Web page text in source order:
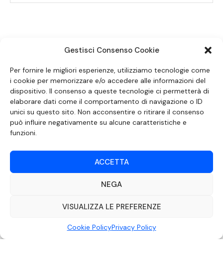
Gestisci Consenso Cookie
Per fornire le migliori esperienze, utilizziamo tecnologie come
i cookie per memorizzare e/o accedere alle informazioni del
dispositivo. Il consenso a queste tecnologie ci permetterà di
elaborare dati come il comportamento di navigazione o ID
unici su questo sito. Non acconsentire o ritirare il consenso
può influire negativamente su alcune caratteristiche e
funzioni.
ACCETTA
NEGA
VISUALIZZA LE PREFERENZE
Cookie PolicyPrivacy Policy
SEGUICI SUI SOCIAL
DOCUMENTO REDATTO AI SENSI DELL’ART. 6 DEL DECRETO DEL MINISTRO
AUTOREGOLAMENTAZIONE IN MATERIA DI ATTUAZIONE DEL PRINCIPIO DEL
©2022 Video Mediterraneo – Realizzato da
Tutti i diritti riservati |